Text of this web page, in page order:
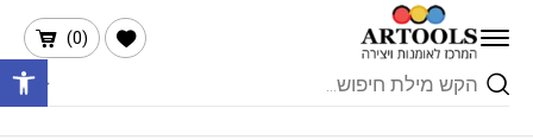
Skip to Content
Products
search
(
0
)
הרשימה שלי בחזרה למעלה